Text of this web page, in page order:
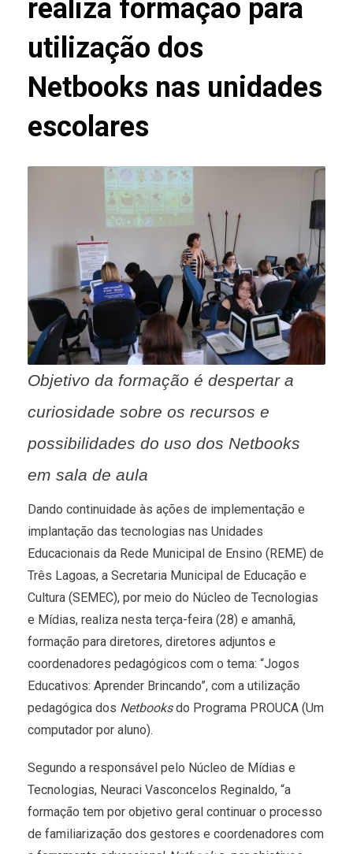
realiza formação para
utilização dos
Netbooks nas unidades
escolares
Objetivo da formação é despertar a
curiosidade sobre os recursos e
possibilidades do uso dos Netbooks
em sala de aula
Dando continuidade às ações de implementação e
implantação das tecnologias nas Unidades
Educacionais da Rede Municipal de Ensino (REME) de
Três Lagoas, a Secretaria Municipal de Educação e
Cultura (SEMEC), por meio do Núcleo de Tecnologias
e Mídias, realiza nesta terça-feira (28) e amanhã,
formação para diretores, diretores adjuntos e
coordenadores pedagógicos com o tema: “Jogos
Educativos: Aprender Brincando”, com a utilização
pedagógica dos Netbooksdo Programa PROUCA (Um
computador por aluno).
Segundo a responsável pelo Núcleo de Mídias e
Tecnologias, Neuraci Vasconcelos Reginaldo, “a
formação tem por objetivo geral continuar o processo
de familiarização dos gestores e coordenadores com